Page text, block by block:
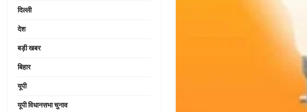
दिल्ली
देश
बड़ी खबर
बिहार
यूपी
यूपी विधानसभा चुनाव